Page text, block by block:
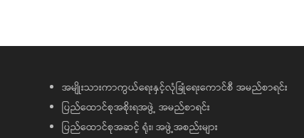
အမျိုးသားကာကွယ်ရေးနှင့်လုံခြုံရေးကောင်စီ အမည်စာရင်း
ပြည်ထောင်စုအစိုးရအဖွဲ့ အမည်စာရင်း
ပြည်ထောင်စုအဆင့် ရုံး၊ အဖွဲ့အစည်းများ